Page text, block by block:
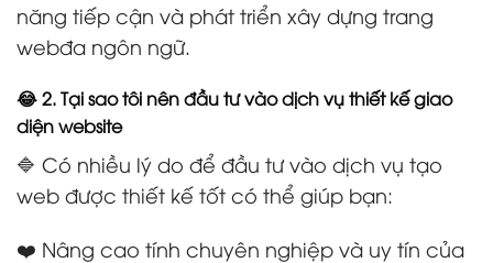
năng tiếp cận và phát triển xây dựng trang
webđa ngôn ngữ.
😂 2. Tại sao tôi nên đầu tư vào dịch vụ thiết kế giao
diện website
🔷 Có nhiều lý do để đầu tư vào dịch vụ tạo
web được thiết kế tốt có thể giúp bạn:
❤️ Nâng cao tính chuyên nghiệp và uy tín của